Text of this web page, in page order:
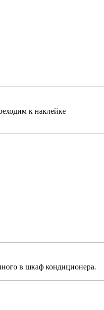
к наклейке
в шкаф кондиционера.